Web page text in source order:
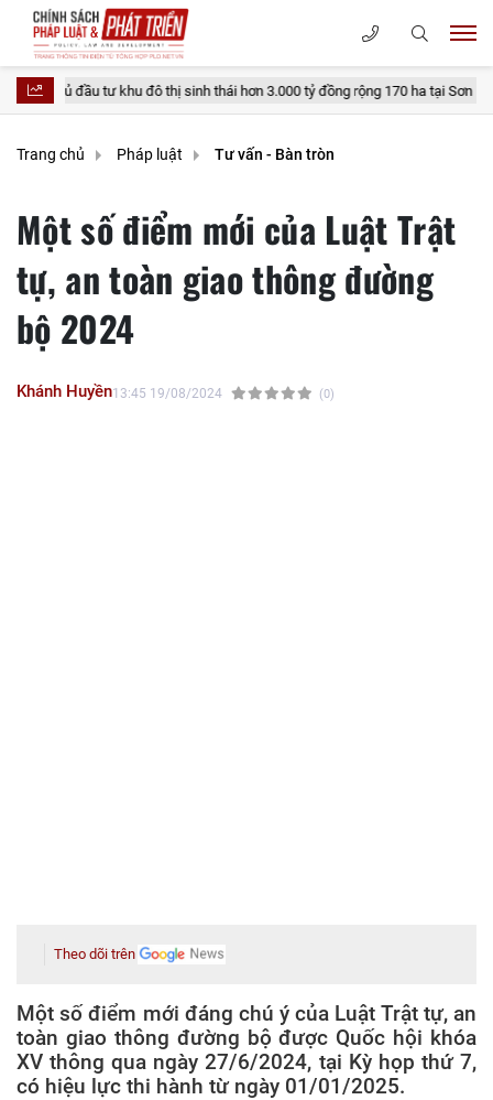
khu đô thị sinh thái hơn 3.000 tỷ đồng rộng 170 ha tại Sơn La Thủ
Trang chủ Pháp luật Tư vấn - Bàn tròn
Một số điểm mới của Luật Trật
tự, an toàn giao thông đường
bộ 2024
Khánh Huyền13:45 19/08/2024 (0)
Theo dõi trên
Một số điểm mới đáng chú ý của Luật Trật tự, an
toàn giao thông đường bộ được Quốc hội khóa
XV thông qua ngày 27/6/2024, tại Kỳ họp thứ 7,
có hiệu lực thi hành từ ngày 01/01/2025.